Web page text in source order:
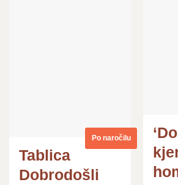
Po naročilu
Tablica
Dobrodošli